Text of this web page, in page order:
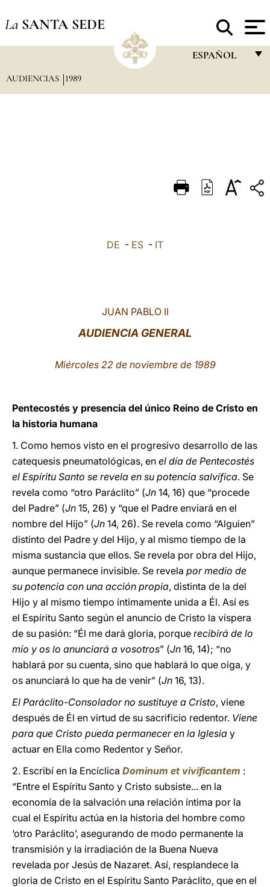
La SANTA SEDE
ESPAÑOL
DEUTSCH
AUDIENCIAS 1989
DE - ES - IT
JUAN PABLO II
AUDIENCIA GENERAL
Miércoles 22 de noviembre de 1989
Pentecostés y presencia del único Reino de Cristo en
la historia humana
1. Como hemos visto en el progresivo desarrollo de las
catequesis pneumatológicas, en el día de Pentecostés
el Espíritu Santo se revela en su potencia salvífica. Se
revela como “otro Paráclito” (Jn 14, 16) que “procede
del Padre” (Jn 15, 26) y “que el Padre enviará en el
nombre del Hijo” (Jn 14, 26). Se revela como “Alguien”
distinto del Padre y del Hijo, y al mismo tiempo de la
misma sustancia que ellos. Se revela por obra del Hijo,
aunque permanece invisible. Se revela por medio de
su potencia con una acción propia, distinta de la del
Hijo y al mismo tiempo íntimamente unida a Él. Así es
el Espíritu Santo según el anuncio de Cristo la víspera
de su pasión: “Él me dará gloria, porque recibirá de lo
mío y os lo anunciará a vosotros” (Jn 16, 14); “no
hablará por su cuenta, sino que hablará lo que oiga, y
os anunciará lo que ha de venir” (Jn 16, 13).
El Paráclito-Consolador no sustituye a Cristo, viene
después de Él en virtud de su sacrificio redentor. Viene
para que Cristo pueda permanecer en la Iglesia y
actuar en Ella como Redentor y Señor.
2. Escribí en la Encíclica Dominum et vivificantem :
“Entre el Espíritu Santo y Cristo subsiste... en la
economía de la salvación una relación íntima por la
cual el Espíritu actúa en la historia del hombre como
‘otro Paráclito’, asegurando de modo permanente la
transmisión y la irradiación de la Buena Nueva
revelada por Jesús de Nazaret. Así, resplandece la
gloria de Cristo en el Espíritu Santo Paráclito, que en el